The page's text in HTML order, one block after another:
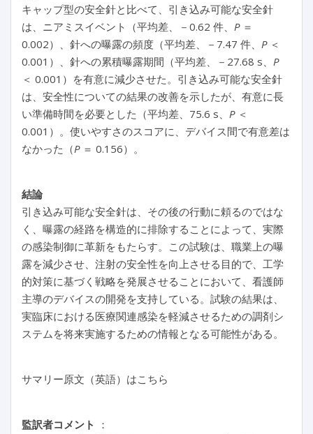
キャップ型の安全針と比べて、引き込み可能な安全針
は、ニアミスイベント（平均差、－0.62 件、 P＝
0.002）、針への曝露の頻度（平均差、－7.47 件、 P＜
0.001）、針への累積曝露期間（平均差、－27.68 s、 P
＜ 0.001）を有意に減少させた。引き込み可能な安全針
は、安全性についての結果の改善を示したが、有意に長
い準備時間を必要とした（平均差、75.6 s、 P＜
0.001）。使いやすさのスコアに、デバイス間で有意差は
なかった（P＝ 0.156）。
結論
引き込み可能な安全針は、その後の行動に頼るのではな
く、曝露の経路を構造的に排除することによって、実際
の感染制御に革新をもたらす。この試験は、職業上の曝
露を減少させ、注射の安全性を向上させる目的で、工学
的対策に基づく戦略を発展させることにおいて、看護師
主導のデバイスの開発を支持している。試験の結果は、
実臨床における医療関連感染を軽減させるための調剤シ
ステムを将来実施するための情報となる可能性がある。
サマリー原文（英語）はこちら
監訳者コメント
：